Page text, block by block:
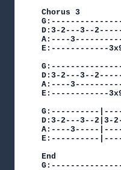
Chorus 3
D:3-2---3--
A:----
E:------------
D:3-2---3--
A:----
E:------------
G:----------
D:3-2---3--2|3-
A:----3-----
E:----------
End